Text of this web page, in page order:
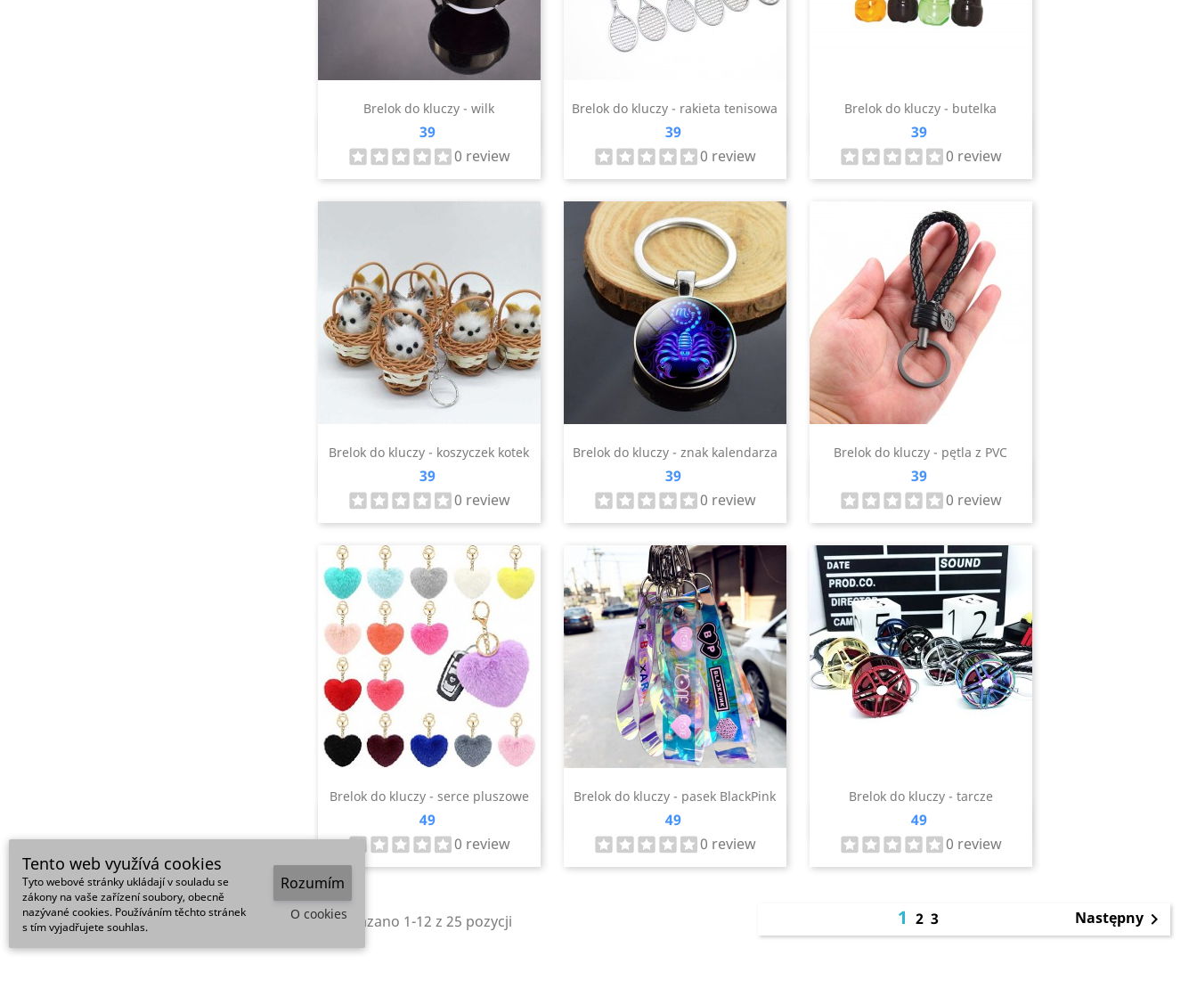
Brelok do kluczy - wilk
Cena
39
0 review
Szybki podgląd
Brelok do kluczy - rakieta tenisowa
Cena
39
0 review
Szybki podgląd
Brelok do kluczy - butelka
Cena
39
0 review
Szybki podgląd
Brelok do kluczy - koszyczek kotek
Cena
39
0 review
Szybki podgląd
Brelok do kluczy - znak kalendarza
Cena
39
0 review
Szybki podgląd
Brelok do kluczy - pętla z PVC
Cena
39
0 review
Szybki podgląd
Brelok do kluczy - serce pluszowe
Cena
49
0 review
Szybki podgląd
Brelok do kluczy - pasek BlackPink
Cena
49
0 review
Szybki podgląd
Brelok do kluczy - tarcze
Cena
49
0 review
Szybki podgląd
Pokazano 1-12 z 25 pozycji 123 Następny
Tento web využívá cookies
Tyto webové stránky ukládají v souladu se
zákony na vaše zařízení soubory, obecně
nazývané cookies. Používáním těchto stránek
s tím vyjadřujete souhlas.
Rozumím
O cookies